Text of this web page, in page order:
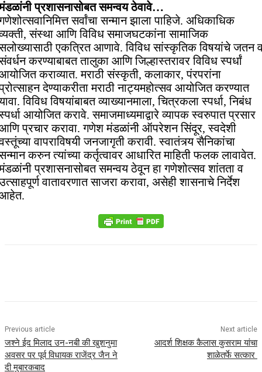
प्रशासनासोबत समन्वय ठेवावे…
सर्वांचा सन्मान झाला पाहिजे. अधिकाधिक
संस्था आणि विविध समाजघटकांना सामाजिक
एकत्रित आणावे. विविध सांस्कृतिक विषयांचे जतन
करण्याबाबत तालुका आणि जिल्हास्तरावर विविध स्पर्धां
कराव्यात. मराठी संस्कृती, कलाकार, पंरपरांना
देण्याकरीता मराठी नाट्यमहोत्सव आयोजित करण्यात
विविध विषयांबाबत व्याख्यानमाला, चित्रकला स्पर्धा, निबंध
आयोजित करावे. समाजमाध्यमाद्वारे व्यापक स्वरुपात प्रसार
प्रचार करावा. गणेश मंडळांनी ऑपरेशन सिंदूर, स्वदेशी
वापराविषयी जनजागृती करावी. स्वातंत्र्य सैनिकांचा
करुन त्यांच्या कर्तृत्वावर आधारित माहिती फलक लावावेत.
प्रशासनासोबत समन्वय ठेवून हा गणेशोत्सव शांतता व
वातावरणात साजरा करावा, असेही शासनाचे निर्देश
Previous article
जश्ने ईद मिलाद उन-नबी की खुशनुमा
अवसर पर पूर्व विधायक राजेंद्र जैन ने
दी मुबारकबाद
Next article
आदर्श शिक्षक कैलास कुसराम यांचा
शाळेतर्फे सत्कार